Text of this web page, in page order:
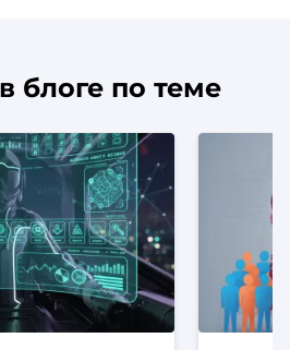
блоге по теме